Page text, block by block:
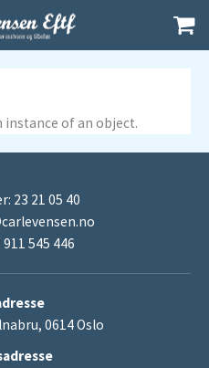
of an object.
23 21 05 40
545 446
0614 Oslo